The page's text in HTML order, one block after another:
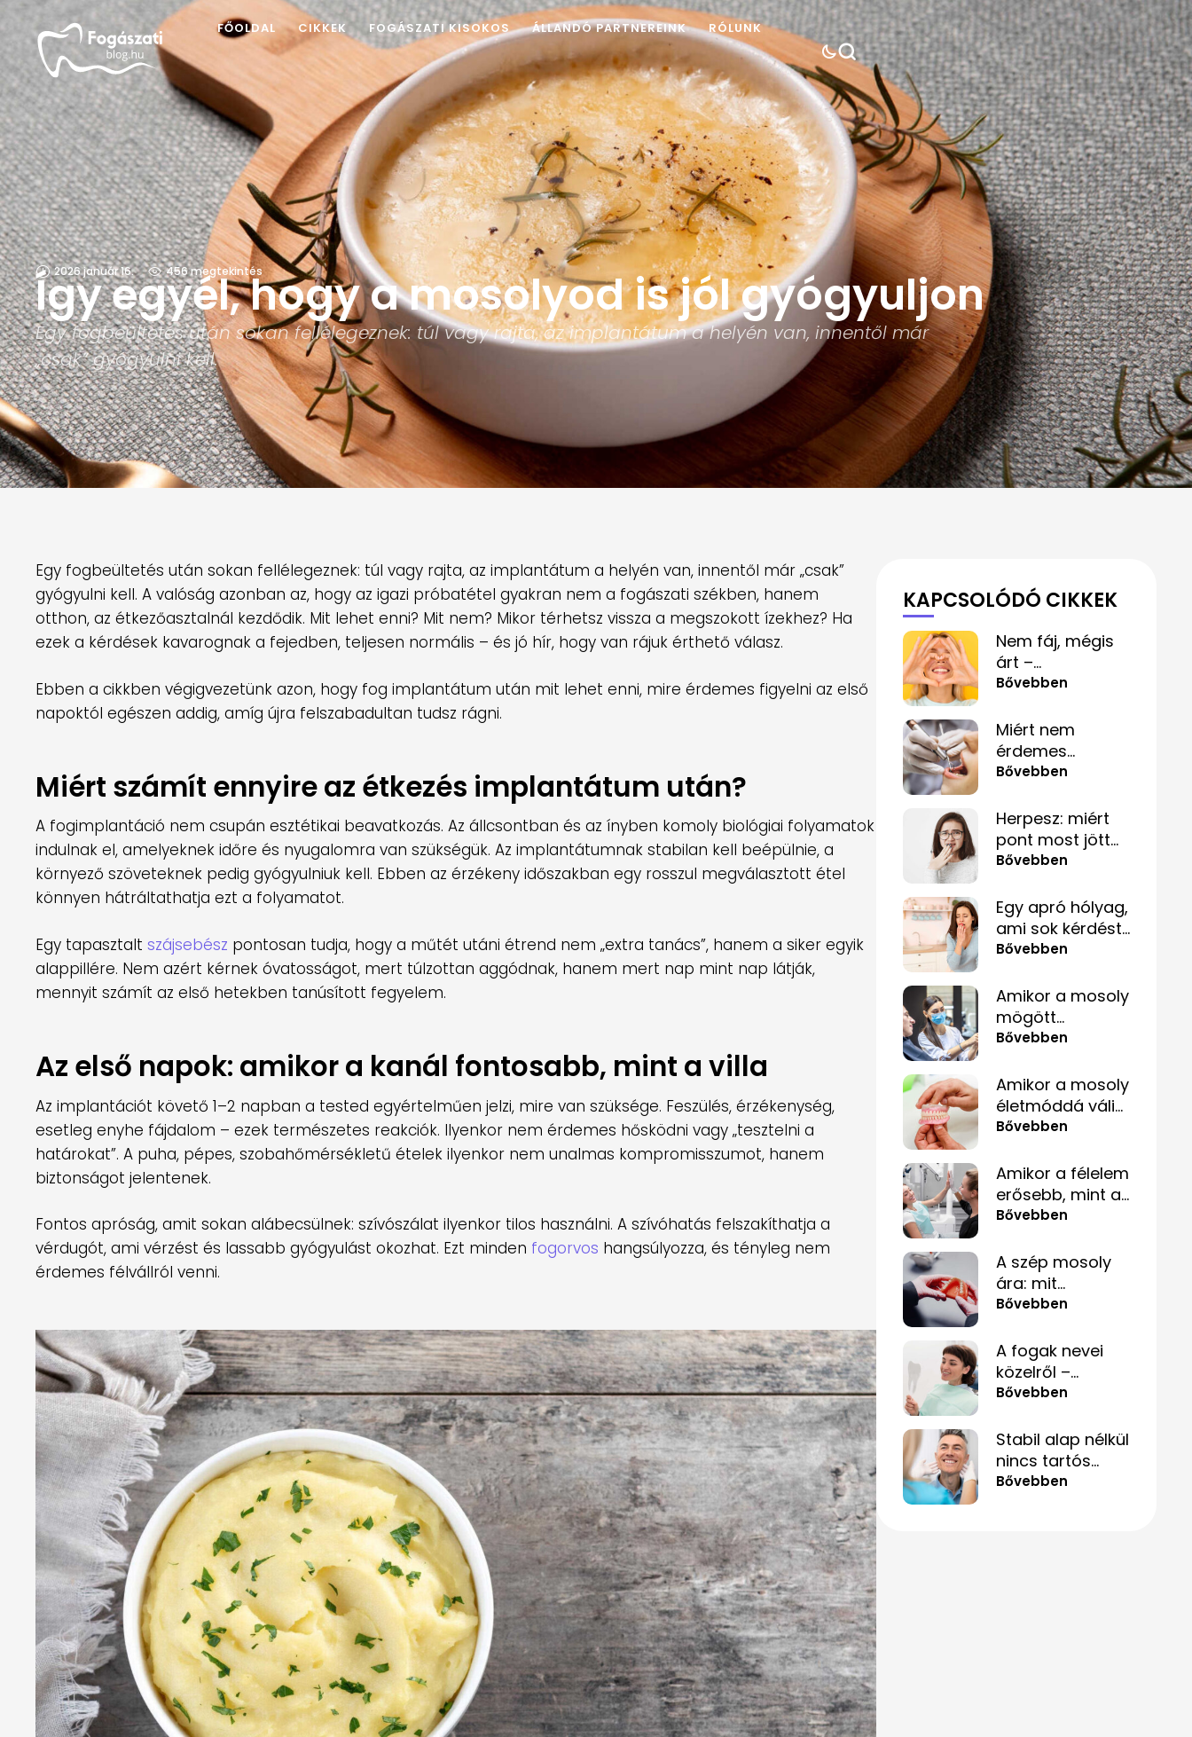
FŐOLDAL CIKKEK FOGÁSZATI KISOKOS ÁLLANDÓ PARTNEREINK RÓLUNK
2026 január 16. 456 megtekintés
Így egyél, hogy a mosolyod is jól gyógyuljon
Egy fogbeültetés után sokan fellélegeznek: túl vagy rajta, az implantátum a helyén van, innentől már
„csak” gyógyulni kell.
Egy fogbeültetés után sokan fellélegeznek: túl vagy rajta, az implantátum a helyén van, innentől már „csak”
gyógyulni kell. A valóság azonban az, hogy az igazi próbatétel gyakran nem a fogászati székben, hanem
otthon, az étkezőasztalnál kezdődik. Mit lehet enni? Mit nem? Mikor térhetsz vissza a megszokott ízekhez? Ha
ezek a kérdések kavarognak a fejedben, teljesen normális – és jó hír, hogy van rájuk érthető válasz.
Ebben a cikkben végigvezetünk azon, hogy fog implantátum után mit lehet enni, mire érdemes figyelni az első
napoktól egészen addig, amíg újra felszabadultan tudsz rágni.
Miért számít ennyire az étkezés implantátum után?
A fogimplantáció nem csupán esztétikai beavatkozás. Az állcsontban és az ínyben komoly biológiai folyamatok
indulnak el, amelyeknek időre és nyugalomra van szükségük. Az implantátumnak stabilan kell beépülnie, a
környező szöveteknek pedig gyógyulniuk kell. Ebben az érzékeny időszakban egy rosszul megválasztott étel
könnyen hátráltathatja ezt a folyamatot.
Egy tapasztalt szájsebész pontosan tudja, hogy a műtét utáni étrend nem „extra tanács”, hanem a siker egyik
alappillére. Nem azért kérnek óvatosságot, mert túlzottan aggódnak, hanem mert nap mint nap látják,
mennyit számít az első hetekben tanúsított fegyelem.
Az első napok: amikor a kanál fontosabb, mint a villa
Az implantációt követő 1–2 napban a tested egyértelműen jelzi, mire van szüksége. Feszülés, érzékenység,
esetleg enyhe fájdalom – ezek természetes reakciók. Ilyenkor nem érdemes hősködni vagy „tesztelni a
határokat”. A puha, pépes, szobahőmérsékletű ételek ilyenkor nem unalmas kompromisszumot, hanem
biztonságot jelentenek.
Fontos apróság, amit sokan alábecsülnek: szívószálat ilyenkor tilos használni. A szívóhatás felszakíthatja a
vérdugót, ami vérzést és lassabb gyógyulást okozhat. Ezt minden fogorvos hangsúlyozza, és tényleg nem
érdemes félvállról venni.
KAPCSOLÓDÓ CIKKEK
Nem fáj, mégis
árt –
mindennapi
amelyek
alattomosan
rombolják a
Bővebben
Miért nem
érdemes
félvállról venni a
kérdését?
Bővebben
Herpesz: miért
pont most jött
elő, és hogyan
minél
gyorsabban?
Bővebben
Egy apró hólyag,
ami sok kérdést
felvet
Bővebben
Amikor a mosoly
mögött
szorongás
Bővebben
Amikor a mosoly
életmóddá válik
– fogpótlás
tabuk nélkül
Bővebben
Amikor a félelem
erősebb, mint a
fájdalom – és
mégis túllépni
rajta
Bővebben
A szép mosoly
ára: mit
érdemes tudnod
mielőtt döntesz?
Bővebben
A fogak nevei
közelről –
hogyan segít ez
„valami fáj
hátul”?
Bővebben
Stabil alap nélkül
nincs tartós
mosoly – amit a
Bővebben